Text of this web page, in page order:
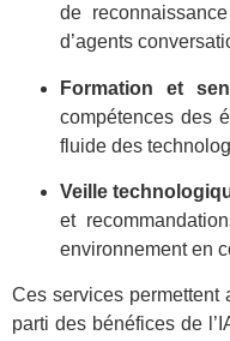
de
d’agents
Formation et
compétences des
fluide des
Veille
et
environnement en
Ces services permettent
parti des bénéfices de